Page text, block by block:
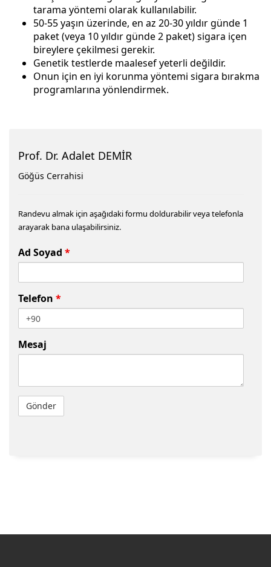
tarama yöntemi olarak kullanılabilir.
50-55 yaşın üzerinde, en az 20-30 yıldır günde 1
paket (veya 10 yıldır günde 2 paket) sigara içen
bireylere çekilmesi gerekir.
Genetik testlerde maalesef yeterli değildir.
Onun için en iyi korunma yöntemi sigara bırakma
programlarına yönlendirmek.
Prof. Dr. Adalet DEMİR
Göğüs Cerrahisi
Randevu almak için aşağıdaki formu doldurabilir veya telefonla
arayarak bana ulaşabilirsiniz.
Ad Soyad *
Telefon *
Mesaj